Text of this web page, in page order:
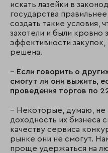
искать лазейки в
государства
создать такие условия,
захотели и были кровно
эффективности
решена.
– Если говорить о
смогут ли они выжить,
проведения торгов по
– Некоторые, думаю, не
доходность их бизнеса
качеству сервиса
рынке они не смогут.
проще удержаться на